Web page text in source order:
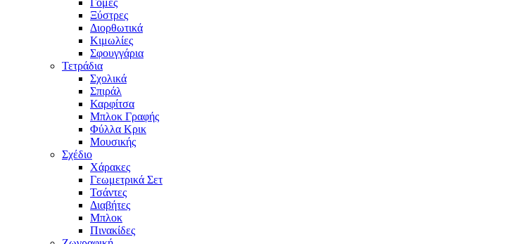
Γόμες
Ξύστρες
Διορθωτικά
Κιμωλίες
Σφουγγάρια
Τετράδια
Σχολικά
Σπιράλ
Καρφίτσα
Μπλοκ Γραφής
Φύλλα Κρικ
Μουσικής
Σχέδιο
Χάρακες
Γεωμετρικά Σετ
Τσάντες
Διαβήτες
Μπλοκ
Πινακίδες